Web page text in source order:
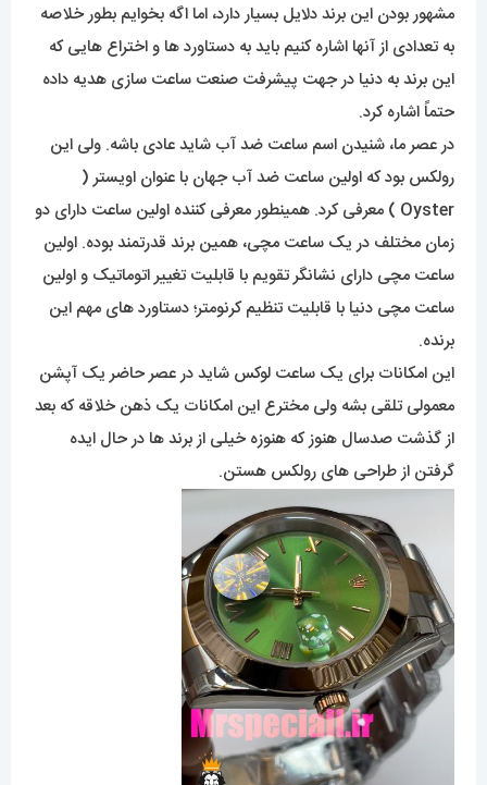
مشهور بودن این برند دلایل بسیار دارد، اما اگه بخوایم بطور خلاصه
به تعدادی از آنها اشاره کنیم باید به دستاورد ها و اختراع هایی که
این برند به دنیا در جهت پیشرفت صنعت ساعت سازی هدیه داده
حتماً اشاره کرد.
در عصر ما، شنیدن اسم ساعت ضد آب شاید عادی باشه. ولی این
رولکس بود که اولین ساعت ضد آب جهان با عنوان اویستر (
Oyster ) معرفی کرد. همینطور معرفی کننده اولین ساعت دارای دو
زمان مختلف در یک ساعت مچی، همین برند قدرتمند بوده. اولین
ساعت مچی دارای نشانگر تقویم با قابلیت تغییر اتوماتیک و اولین
ساعت مچی دنیا با قابلیت تنظیم کرنومتر؛ دستاورد های مهم این
برنده.
این امکانات برای یک ساعت لوکس شاید در عصر حاضر یک آپشن
معمولی تلقی بشه ولی مخترع این امکانات یک ذهن خلاقه که بعد
از گذشت صدسال هنوز که هنوزه خیلی از برند ها در حال ایده
گرفتن از طراحی های رولکس هستن.